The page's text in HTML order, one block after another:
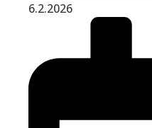
6.2.2026